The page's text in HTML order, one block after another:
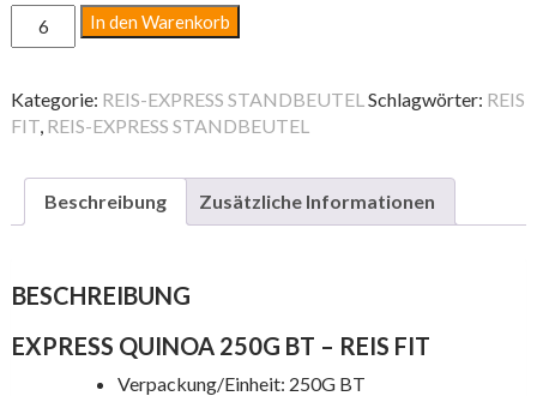
EXPRESS
QUINOA
BT
Menge
In den Warenkorb
Kategorie: REIS-EXPRESS STANDBEUTEL Schlagwörter: REIS
FIT, REIS-EXPRESS STANDBEUTEL
Beschreibung Zusätzliche Informationen
BESCHREIBUNG
EXPRESS QUINOA 250G BT – REIS FIT
Verpackung/Einheit: 250G BT